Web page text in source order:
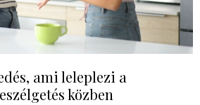
ami leleplezi a
közben